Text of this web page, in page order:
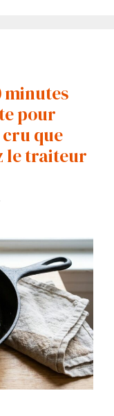
minutes
pour
que
le traiteur